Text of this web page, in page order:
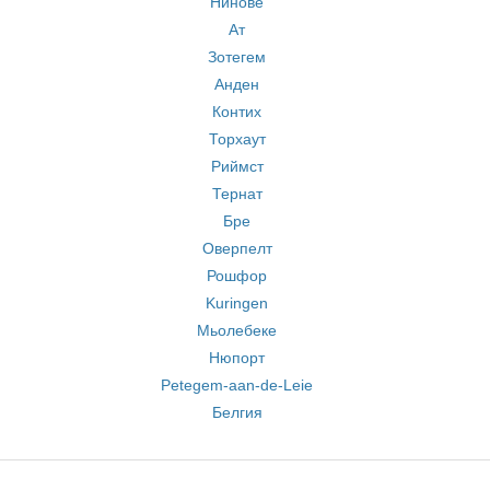
Ат
Зотегем
Анден
Контих
Торхаут
Риймст
Тернат
Бре
Оверпелт
Рошфор
Kuringen
Мьолебеке
Нюпорт
Petegem-aan-de-Leie
Белгия